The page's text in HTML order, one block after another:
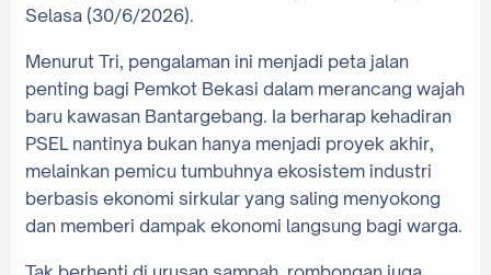
Selasa (30/6/2026).
Menurut Tri, pengalaman ini menjadi peta jalan
penting bagi Pemkot Bekasi dalam merancang wajah
baru kawasan Bantargebang. Ia berharap kehadiran
PSEL nantinya bukan hanya menjadi proyek akhir,
melainkan pemicu tumbuhnya ekosistem industri
berbasis ekonomi sirkular yang saling menyokong
dan memberi dampak ekonomi langsung bagi warga.